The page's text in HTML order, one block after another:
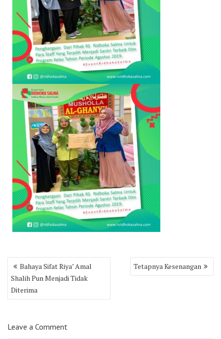
Post
navigation
Bahaya Sifat Riya’ Amal
Shalih Pun Menjadi Tidak
Diterima
Tetapnya Kesenangan
Leave a Comment